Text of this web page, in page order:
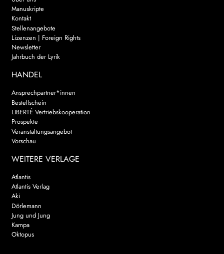
Manuskripte
Kontakt
Stellenangebote
Lizenzen | Foreign Rights
Newsletter
Jahrbuch der Lyrik
HANDEL
Ansprechpartner*innen
Bestellschein
LIBERTÉ Vertriebskooperation
Prospekte
Veranstaltungsangebot
Vorschau
WEITERE VERLAGE
Atlantis
Atlantis Verlag
Aki
Dörlemann
Jung und Jung
Kampa
Oktopus